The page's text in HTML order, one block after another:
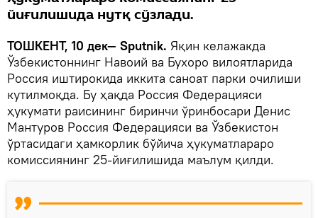
йиғилишида нутқ сўзлади.
TOШКЕНТ, 10 дек— Sputnik. Яқин келажакда
Ўзбекистоннинг Навоий ва Бухоро вилоятларида
Россия иштирокида иккита саноат парки очилиши
кутилмоқда. Бу ҳақда Россия Федерацияси
ҳукумати раисининг биринчи ўринбосари Денис
Мантуров Россия Федерацияси ва Ўзбекистон
ўртасидаги ҳамкорлик бўйича ҳукуматлараро
комиссиянинг 25-йиғилишида маълум қилди.